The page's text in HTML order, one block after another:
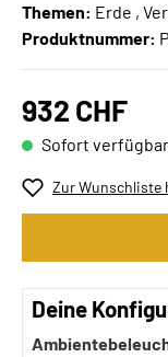
Themen: Erde ,
Produktnummer:
932 CHF
Sofort
Zur Wunschliste
Deine